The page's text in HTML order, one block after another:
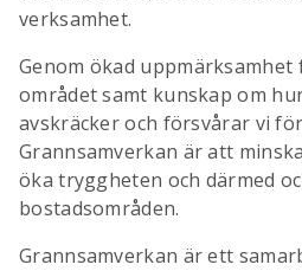
verksamhet.
Genom ökad uppmärksamhet
området samt kunskap om
avskräcker och försvårar vi
Grannsamverkan är att
öka tryggheten och därmed
bostadsområden.
Grannsamverkan är ett